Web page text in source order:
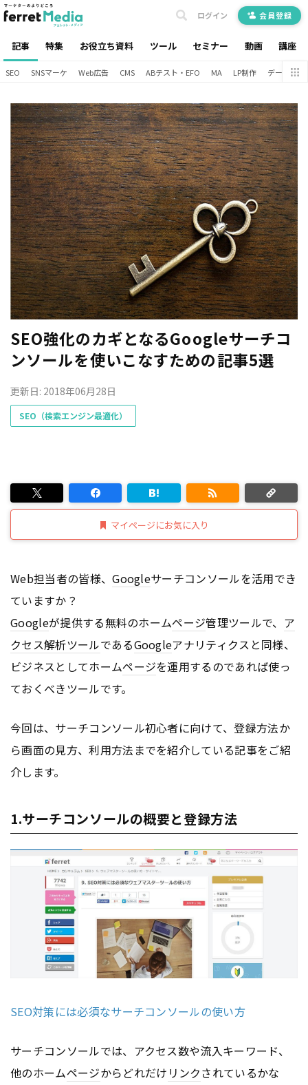
記事 特集 お役立ち資料 ツール セミナー 動画 講座
ログイン 会員登録
SEO SNSマーケ Web広告 CMS ABテスト・EFO MA LP制作 データ分析
SEO強化のカギとなるGoogleサーチコ
ンソールを使いこなすための記事5選
更新日: 2018年06月28日
SEO（検索エンジン最適化）
マイページにお気に入り
Web担当者の皆様、Googleサーチコンソールを活用でき
ていますか？
Googleが提供する無料のホームページ管理ツールで、 ア
クセス解析ツールであるGoogleアナリティクスと同様、
ビジネスとしてホームページを運用するのであれば使っ
ておくべきツールです。
今回は、サーチコンソール初心者に向けて、登録方法か
ら画面の見方、利用方法までを紹介している記事をご紹
介します。
1.サーチコンソールの概要と登録方法
SEO対策には必須なサーチコンソールの使い方
サーチコンソールでは、アクセス数や流入キーワード、
他のホームページからどれだけ リンクされているかな